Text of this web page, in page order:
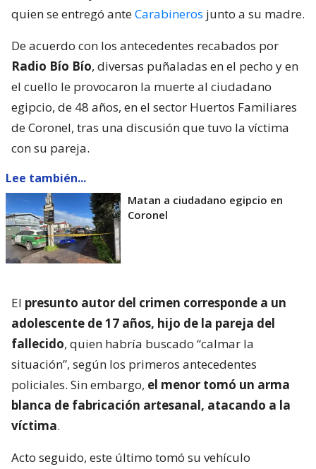
quien se entregó anteCarabineros junto a su madre.
De acuerdo con los antecedentes recabados por
Radio Bío Bío, diversas puñaladas en el pecho y en
el cuello le provocaron la muerte al ciudadano
egipcio, de 48 años, en el sector Huertos Familiares
de Coronel, tras una discusión que tuvo la víctima
con su pareja.
Lee también...
Matan a ciudadano egipcio en
Coronel
El presunto autor del crimen corresponde a un
adolescente de 17 años, hijo de la pareja del
fallecido, quien habría buscado “calmar la
situación”, según los primeros antecedentes
policiales. Sin embargo, el menor tomó un arma
blanca de fabricación artesanal, atacando a la
víctima.
Acto seguido, este último tomó su vehículo